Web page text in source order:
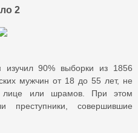
2
изучил 90% выборки из 1856
мужчин от 18 до 55 лет, не
лице или шрамов. При этом
преступники, совершившие